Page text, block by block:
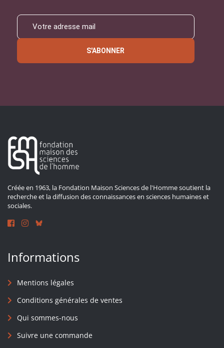
S'ABONNER
Créée en 1963, la Fondation Maison Sciences de l'Homme soutient la
recherche et la diffusion des connaissances en sciences humaines et
sociales.
Informations
Mentions légales
Conditions générales de ventes
Qui sommes-nous
Suivre une commande